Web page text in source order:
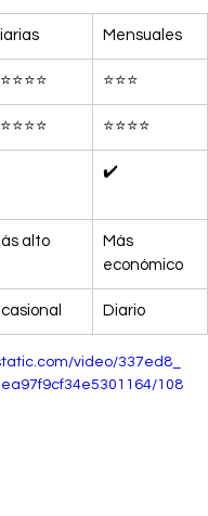
Mensuales
⭐⭐⭐
⭐⭐⭐⭐
✔️
alto
Más
económico
Diario
video/337ed8_
108